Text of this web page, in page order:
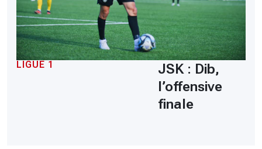
LIGUE 1
JSK : Dib,
l’offensive
finale